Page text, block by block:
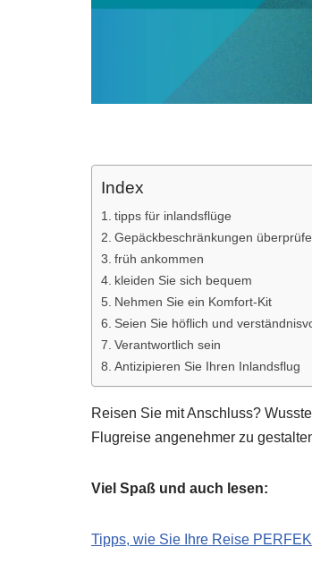
Index
tipps für inlandsflüge
Gepäckbeschränkungen
früh ankommen
kleiden Sie sich bequem
Nehmen Sie ein Komfort-Kit
Seien Sie höflich und
Verantwortlich sein
Antizipieren Sie Ihren Inlandsflug
Reisen Sie mit Anschluss?
Flugreise angenehmer zu
Viel Spaß und auch lesen:
Tipps, wie Sie Ihre Reise